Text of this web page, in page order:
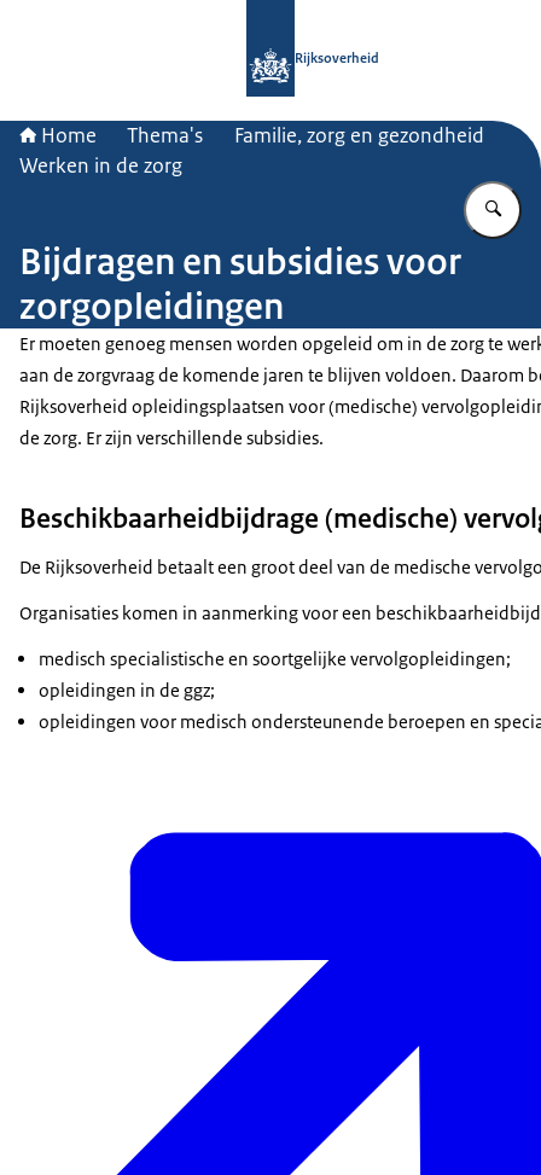
Rijksoverheid
Home Thema's
Familie, zorg en gezondheid
Werken in de zorg
Bijdragen en subsidies voor
zorgopleidingen
Er moeten genoeg mensen worden opgeleid om in de zorg te
aan de zorgvraag de komende jaren te blijven voldoen. Daarom
Rijksoverheid opleidingsplaatsen voor (medische)
de zorg. Er zijn verschillende subsidies.
Beschikbaarheidbijdrage (medische)
De Rijksoverheid betaalt een groot deel van de medische
Organisaties komen in aanmerking voor een
medisch specialistische en soortgelijke vervolgopleidingen;
opleidingen in de ggz;
opleidingen voor medisch ondersteunende beroepen en